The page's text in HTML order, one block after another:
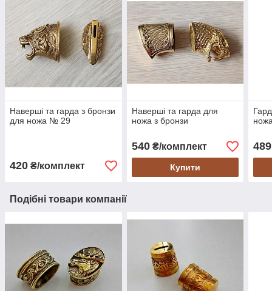
Наверші та гарда з бронзи
для ножа № 29
420 ₴/комплект
Наверші та гарда для
ножа з бронзи
540₴/комплект
Купити
489
Подібні товари компанії